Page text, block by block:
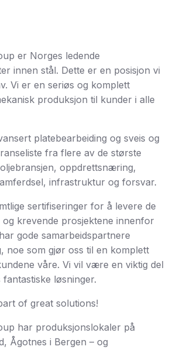
er Norges ledende
innen stål. Dette er en posisjon vi
Vi er en seriøs og komplett
produksjon til kunder i alle
platebearbeiding og sveis og
fra flere av de største
oppdrettsnæring,
infrastruktur og forsvar.
sertifiseringer for å levere de
og krevende prosjektene innenfor
gode samarbeidspartnere
noe som gjør oss til en komplett
våre. Vi vil være en viktig del
løsninger.
of great solutions!
har produksjonslokaler på
Ågotnes i Bergen – og